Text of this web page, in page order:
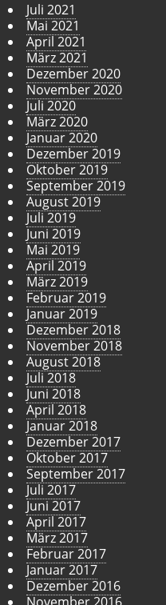
Juli 2021
Mai 2021
April 2021
März 2021
Dezember 2020
November 2020
Juli 2020
März 2020
Januar 2020
Dezember 2019
Oktober 2019
September 2019
August 2019
Juli 2019
Juni 2019
Mai 2019
April 2019
März 2019
Februar 2019
Januar 2019
Dezember 2018
November 2018
August 2018
Juli 2018
Juni 2018
April 2018
Januar 2018
Dezember 2017
Oktober 2017
September 2017
Juli 2017
Juni 2017
April 2017
März 2017
Februar 2017
Januar 2017
Dezember 2016